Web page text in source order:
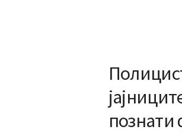
познати